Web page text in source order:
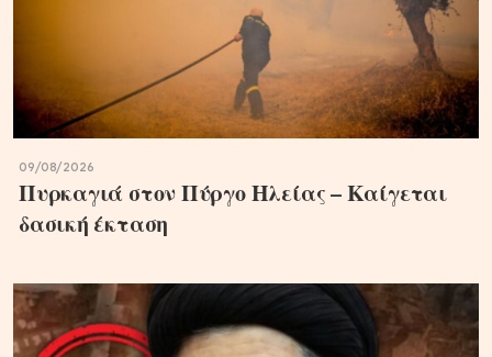
09/08/2026
Πυρκαγιά στον Πύργο Ηλείας – Καίγεται
δασική έκταση